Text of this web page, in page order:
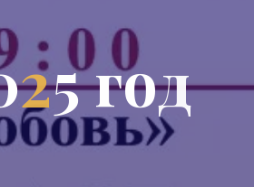
25год